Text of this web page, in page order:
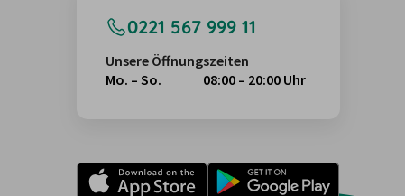
0221 567 999 11
Unsere Öffnungszeiten
Mo. – So.
08:00 – 20:00 Uhr